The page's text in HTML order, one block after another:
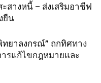
สางหนี้ – ส่งเสริมอาชีฟ
ยืน
ยาลงกรณ์” ถกทิศทาง
รแก้ไขกฎหมายและ